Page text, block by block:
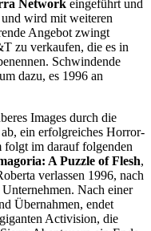
Network eingeführt und
wird mit weiteren
Angebot zwingt
zu verkaufen, die es in
Schwindende
dazu, es 1996 an
Images durch die
ab, ein erfolgreiches Horror-
im darauf folgenden
A Puzzle of Flesh,
verlassen 1996, nach
Nach einer
Übernahmen, endet
Activision, die